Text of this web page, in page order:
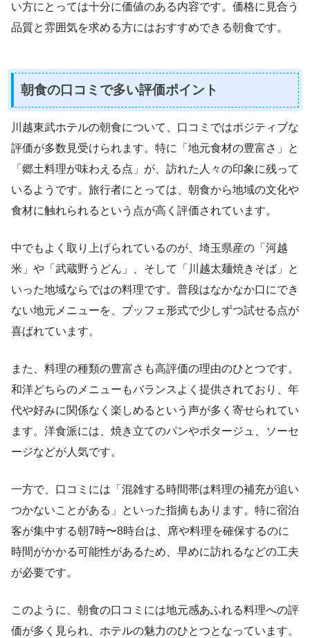
い方にとっては十分に価値のある内容です。価格に見合う
品質と雰囲気を求める方にはおすすめできる朝食です。
朝食の口コミで多い評価ポイント
川越東武ホテルの朝食について、口コミではポジティブな
評価が多数見受けられます。特に「地元食材の豊富さ」と
「郷土料理が味わえる点」が、訪れた人々の印象に残って
いるようです。旅行者にとっては、朝食から地域の文化や
食材に触れられるという点が高く評価されています。
中でもよく取り上げられているのが、埼玉県産の「河越
米」や「武蔵野うどん」、そして「川越太麺焼きそば」と
いった地域ならではの料理です。普段はなかなか口にでき
ない地元メニューを、ブッフェ形式で少しずつ試せる点が
喜ばれています。
また、料理の種類の豊富さも高評価の理由のひとつです。
和洋どちらのメニューもバランスよく提供されており、年
代や好みに関係なく楽しめるという声が多く寄せられてい
ます。洋食派には、焼き立てのパンやポタージュ、ソーセ
ージなどが人気です。
一方で、口コミには「混雑する時間帯は料理の補充が追い
つかないことがある」といった指摘もあります。特に宿泊
客が集中する朝7時〜8時台は、席や料理を確保するのに
時間がかかる可能性があるため、早めに訪れるなどの工夫
が必要です。
このように、朝食の口コミには地元感あふれる料理への評
価が多く見られ、ホテルの魅力のひとつとなっています。